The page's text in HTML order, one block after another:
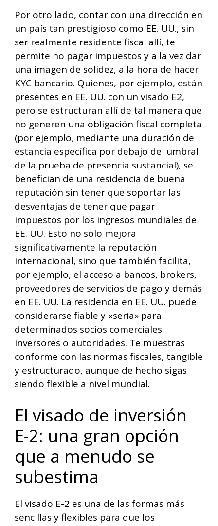
Por otro lado, contar con una dirección en
un país tan prestigioso como EE. UU., sin
ser realmente residente fiscal allí, te
permite no pagar impuestos y a la vez dar
una imagen de solidez, a la hora de hacer
KYC bancario. Quienes, por ejemplo, están
presentes en EE. UU. con un visado E2,
pero se estructuran allí de tal manera que
no generen una obligación fiscal completa
(por ejemplo, mediante una duración de
estancia específica por debajo del umbral
de la prueba de presencia sustancial), se
benefician de una residencia de buena
reputación sin tener que soportar las
desventajas de tener que pagar
impuestos por los ingresos mundiales de
EE. UU. Esto no solo mejora
significativamente la reputación
internacional, sino que también facilita,
por ejemplo, el acceso a bancos, brokers,
proveedores de servicios de pago y demás
en EE. UU. La residencia en EE. UU. puede
considerarse fiable y «seria» para
determinados socios comerciales,
inversores o autoridades. Te muestras
conforme con las normas fiscales, tangible
y estructurado, aunque de hecho sigas
siendo flexible a nivel mundial.
El visado de inversión
E-2: una gran opción
que a menudo se
subestima
El visado E-2 es una de las formas más
sencillas y flexibles para que los